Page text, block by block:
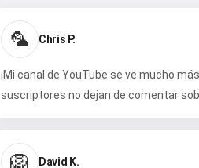
🦜 Chris P.
¡Mi canal de YouTube se ve mucho
suscriptores no dejan de comentar
🦁 David K.